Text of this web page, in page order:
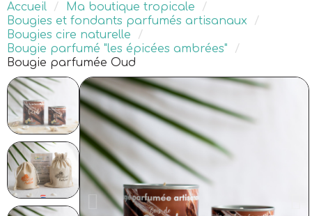
Accueil
Ma boutique tropicale
Bougies et fondants parfumés artisanaux
Bougies cire naturelle
Bougie parfumé "les épicées ambrées"
Bougie parfumée Oud